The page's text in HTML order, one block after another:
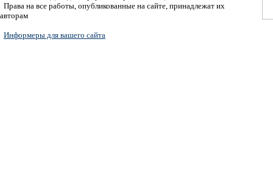
Права на все работы, опубликованные на сайте, принадлежат их
авторам
Информеры для вашего сайта